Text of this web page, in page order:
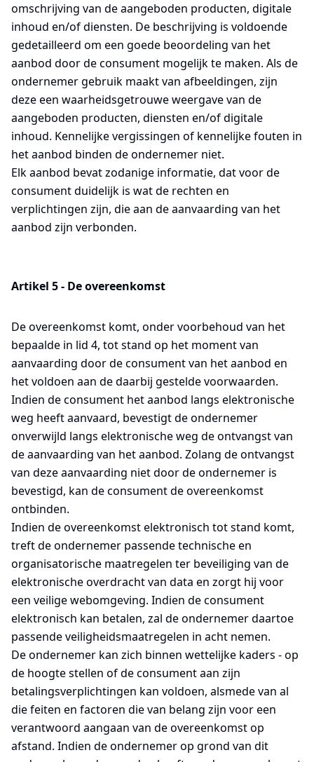
omschrijving van de aangeboden producten, digitale
inhoud en/of diensten. De beschrijving is voldoende
gedetailleerd om een goede beoordeling van het
aanbod door de consument mogelijk te maken. Als de
ondernemer gebruik maakt van afbeeldingen, zijn
deze een waarheidsgetrouwe weergave van de
aangeboden producten, diensten en/of digitale
inhoud. Kennelijke vergissingen of kennelijke fouten in
het aanbod binden de ondernemer niet.
Elk aanbod bevat zodanige informatie, dat voor de
consument duidelijk is wat de rechten en
verplichtingen zijn, die aan de aanvaarding van het
aanbod zijn verbonden.
Artikel 5 - De overeenkomst
De overeenkomst komt, onder voorbehoud van het
bepaalde in lid 4, tot stand op het moment van
aanvaarding door de consument van het aanbod en
het voldoen aan de daarbij gestelde voorwaarden.
Indien de consument het aanbod langs elektronische
weg heeft aanvaard, bevestigt de ondernemer
onverwijld langs elektronische weg de ontvangst van
de aanvaarding van het aanbod. Zolang de ontvangst
van deze aanvaarding niet door de ondernemer is
bevestigd, kan de consument de overeenkomst
ontbinden.
Indien de overeenkomst elektronisch tot stand komt,
treft de ondernemer passende technische en
organisatorische maatregelen ter beveiliging van de
elektronische overdracht van data en zorgt hij voor
een veilige webomgeving. Indien de consument
elektronisch kan betalen, zal de ondernemer daartoe
passende veiligheidsmaatregelen in acht nemen.
De ondernemer kan zich binnen wettelijke kaders - op
de hoogte stellen of de consument aan zijn
betalingsverplichtingen kan voldoen, alsmede van al
die feiten en factoren die van belang zijn voor een
verantwoord aangaan van de overeenkomst op
afstand. Indien de ondernemer op grond van dit